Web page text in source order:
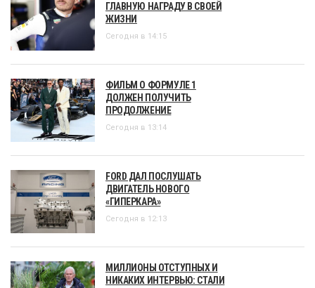
ГЛАВНУЮ НАГРАДУ В СВОЕЙ
ЖИЗНИ
Сегодня в 14:15
ФИЛЬМ О ФОРМУЛЕ 1
ДОЛЖЕН ПОЛУЧИТЬ
ПРОДОЛЖЕНИЕ
Сегодня в 13:14
FORD ДАЛ ПОСЛУШАТЬ
ДВИГАТЕЛЬ НОВОГО
«ГИПЕРКАРА»
Сегодня в 12:13
МИЛЛИОНЫ ОТСТУПНЫХ И
НИКАКИХ ИНТЕРВЬЮ: СТАЛИ